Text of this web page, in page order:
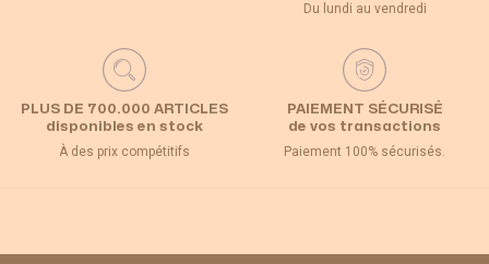
Du lundi au vendredi
PLUS DE 700.000 ARTICLES
disponibles en stock
À des prix compétitifs
PAIEMENT SÉCURISÉ
de vos transactions
Paiement 100% sécurisés.